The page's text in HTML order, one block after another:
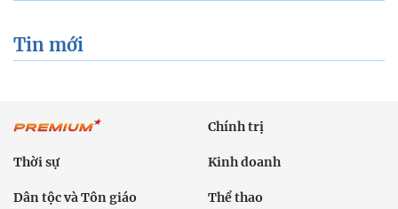
Tin mới
Chính trị
Thời sự Kinh doanh
Dân tộc và Tôn giáo Thể thao